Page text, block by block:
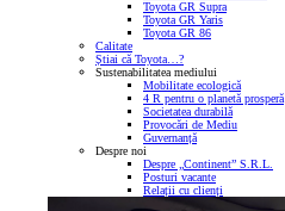
Toyota GR Supra
Toyota GR Yaris
Toyota GR 86
Calitate
Știai că Toyota…?
Sustenabilitatea mediului
Mobilitate ecologică
4 R pentru o planetă prosperă
Societatea durabilă
Provocări de Mediu
Guvernanță
Despre noi
Despre „Continent” S.R.L.
Posturi vacante
Relații cu clienți